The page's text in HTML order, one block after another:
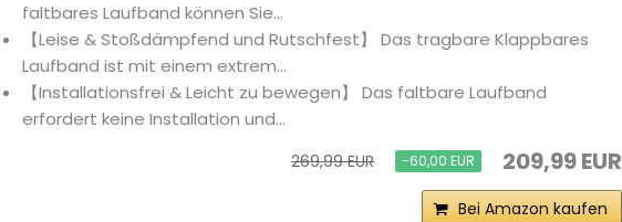
faltbares Laufband können Sie...
【Leise & Stoßdämpfend und Rutschfest】 Das tragbare Klappbares
Laufband ist mit einem extrem...
【Installationsfrei & Leicht zu bewegen】 Das faltbare Laufband
erfordert keine Installation und...
269,99 EUR −60,00 EUR 209,99 EUR
Bei Amazon kaufen